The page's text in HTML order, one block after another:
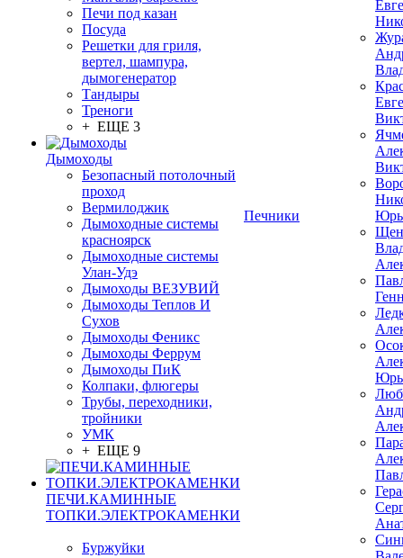
Печи под казан
Посуда
Решетки для гриля,
вертел, шампура,
дымогенератор
Тандыры
Треноги
+ ЕЩЕ 3
Дымоходы
Безопасный потолочный
проход
Вермилоджик
Дымоходные системы
красноярск
Дымоходные системы
Улан-Удэ
Дымоходы ВЕЗУВИЙ
Дымоходы Теплов И
Сухов
Дымоходы Феникс
Дымоходы Феррум
Дымоходы ПиК
Колпаки, флюгеры
Трубы, переходники,
тройники
УМК
+ ЕЩЕ 9
ПЕЧИ.КАМИННЫЕ
ТОПКИ.ЭЛЕКТРОКАМЕНКИ
Буржуйки
Печники